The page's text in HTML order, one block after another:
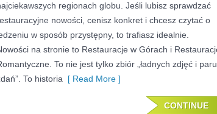
regionach globu. Jeśli lubisz sprawdzać
nowości, cenisz konkret i chcesz czytać o
w sposób przystępny, to trafiasz idealnie.
na stronie to Restauracje w Górach i
To nie jest tylko zbiór „ładnych zdjęć i paru
To historia [ Read More ]
CONTINUE